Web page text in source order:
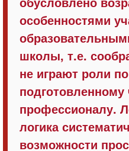
особенностями
школы, т.е.
не играют роли
профессионалу.
логика
возможности